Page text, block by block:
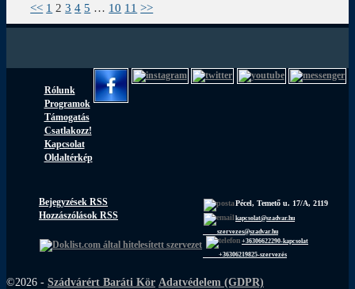
<< 1 2 3 4 5 … 10 11 >>
Rólunk
Programok
Támogatás
Csatlakozz!
Kapcsolat
Oldaltérkép
Bejegyzések RSS
Hozzászólások RSS
Pécel, Temető u. 17/A, 2119
kapcsolat@szadvar.hu
szervezes@szadvar.hu
+36306622290-kapcsolat
+36306219825-szervezés
©2026 - Szádvárért Baráti Kör Adatvédelem (GDPR)